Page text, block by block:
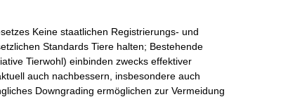
Keine staatlichen Registrierungs- und
Standards Tiere halten; Bestehende
Tierwohl) einbinden zwecks effektiver
auch nachbessern, insbesondere auch
Downgrading ermöglichen zur Vermeidung